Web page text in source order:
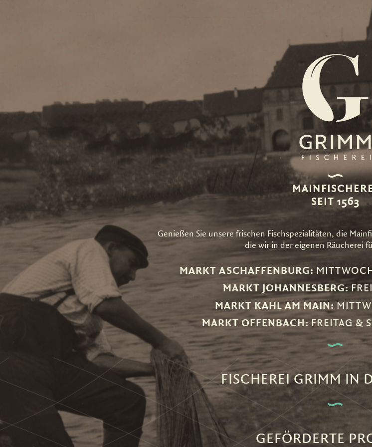
SEIT 1563
Genießen Sie unsere frischen Fischspezialitäten, die
die wir in der eigenen Räucherei
MARKT ASCHAFFENBURG:
MARKT JOHANNESBERG:
MARKT KAHL AM MAIN:
MARKT OFFENBACH: FREITAG &
FISCHEREI GRIMM IN
GEFÖRDERTE